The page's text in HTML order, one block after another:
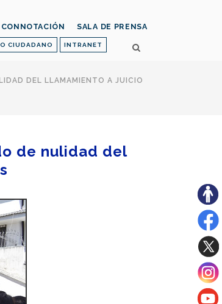
CIUDADANO INTRANET
SALA DE PRENSA
DEL LLAMAMIENTO A JUICIO
de nulidad del